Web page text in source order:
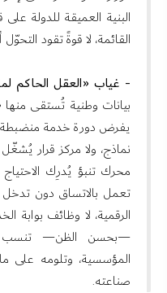
البنية العميقة للدولة
القائمة، لا قوةً تقود
- غياب «العقل الحاكم
بيانات وطنية تُستقى منها
يفرض دورة خدمة منضبطة،
نماذج، ولا مركز قرار
محرك تنبؤ يُدرِك
تعمل بالاتساق دون
الرقمية، لا وظائف بوابة
—بحسن الظن— تنسب
المؤسسية، وتلومه على
صناعته.